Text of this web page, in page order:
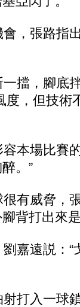
，張路指
擋，腳底
度，但技術
本場比賽
。”
有威脅，
背打出來
嘉遠説：“
打入一球